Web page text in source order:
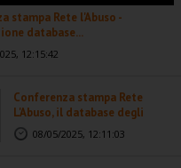
stampa Rete l'Abuso -
database...
12:15:42
Conferenza stampa Rete
L'Abuso, il database degli
abusi...08/05/2025, 12:11:03